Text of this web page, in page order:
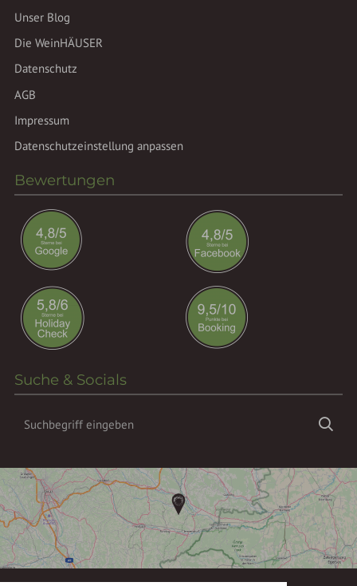
Unser Blog
Die WeinHÄUSER
Datenschutz
AGB
Impressum
Datenschutzeinstellung anpassen
Bewertungen
Suche & Socials
Suchbegriff